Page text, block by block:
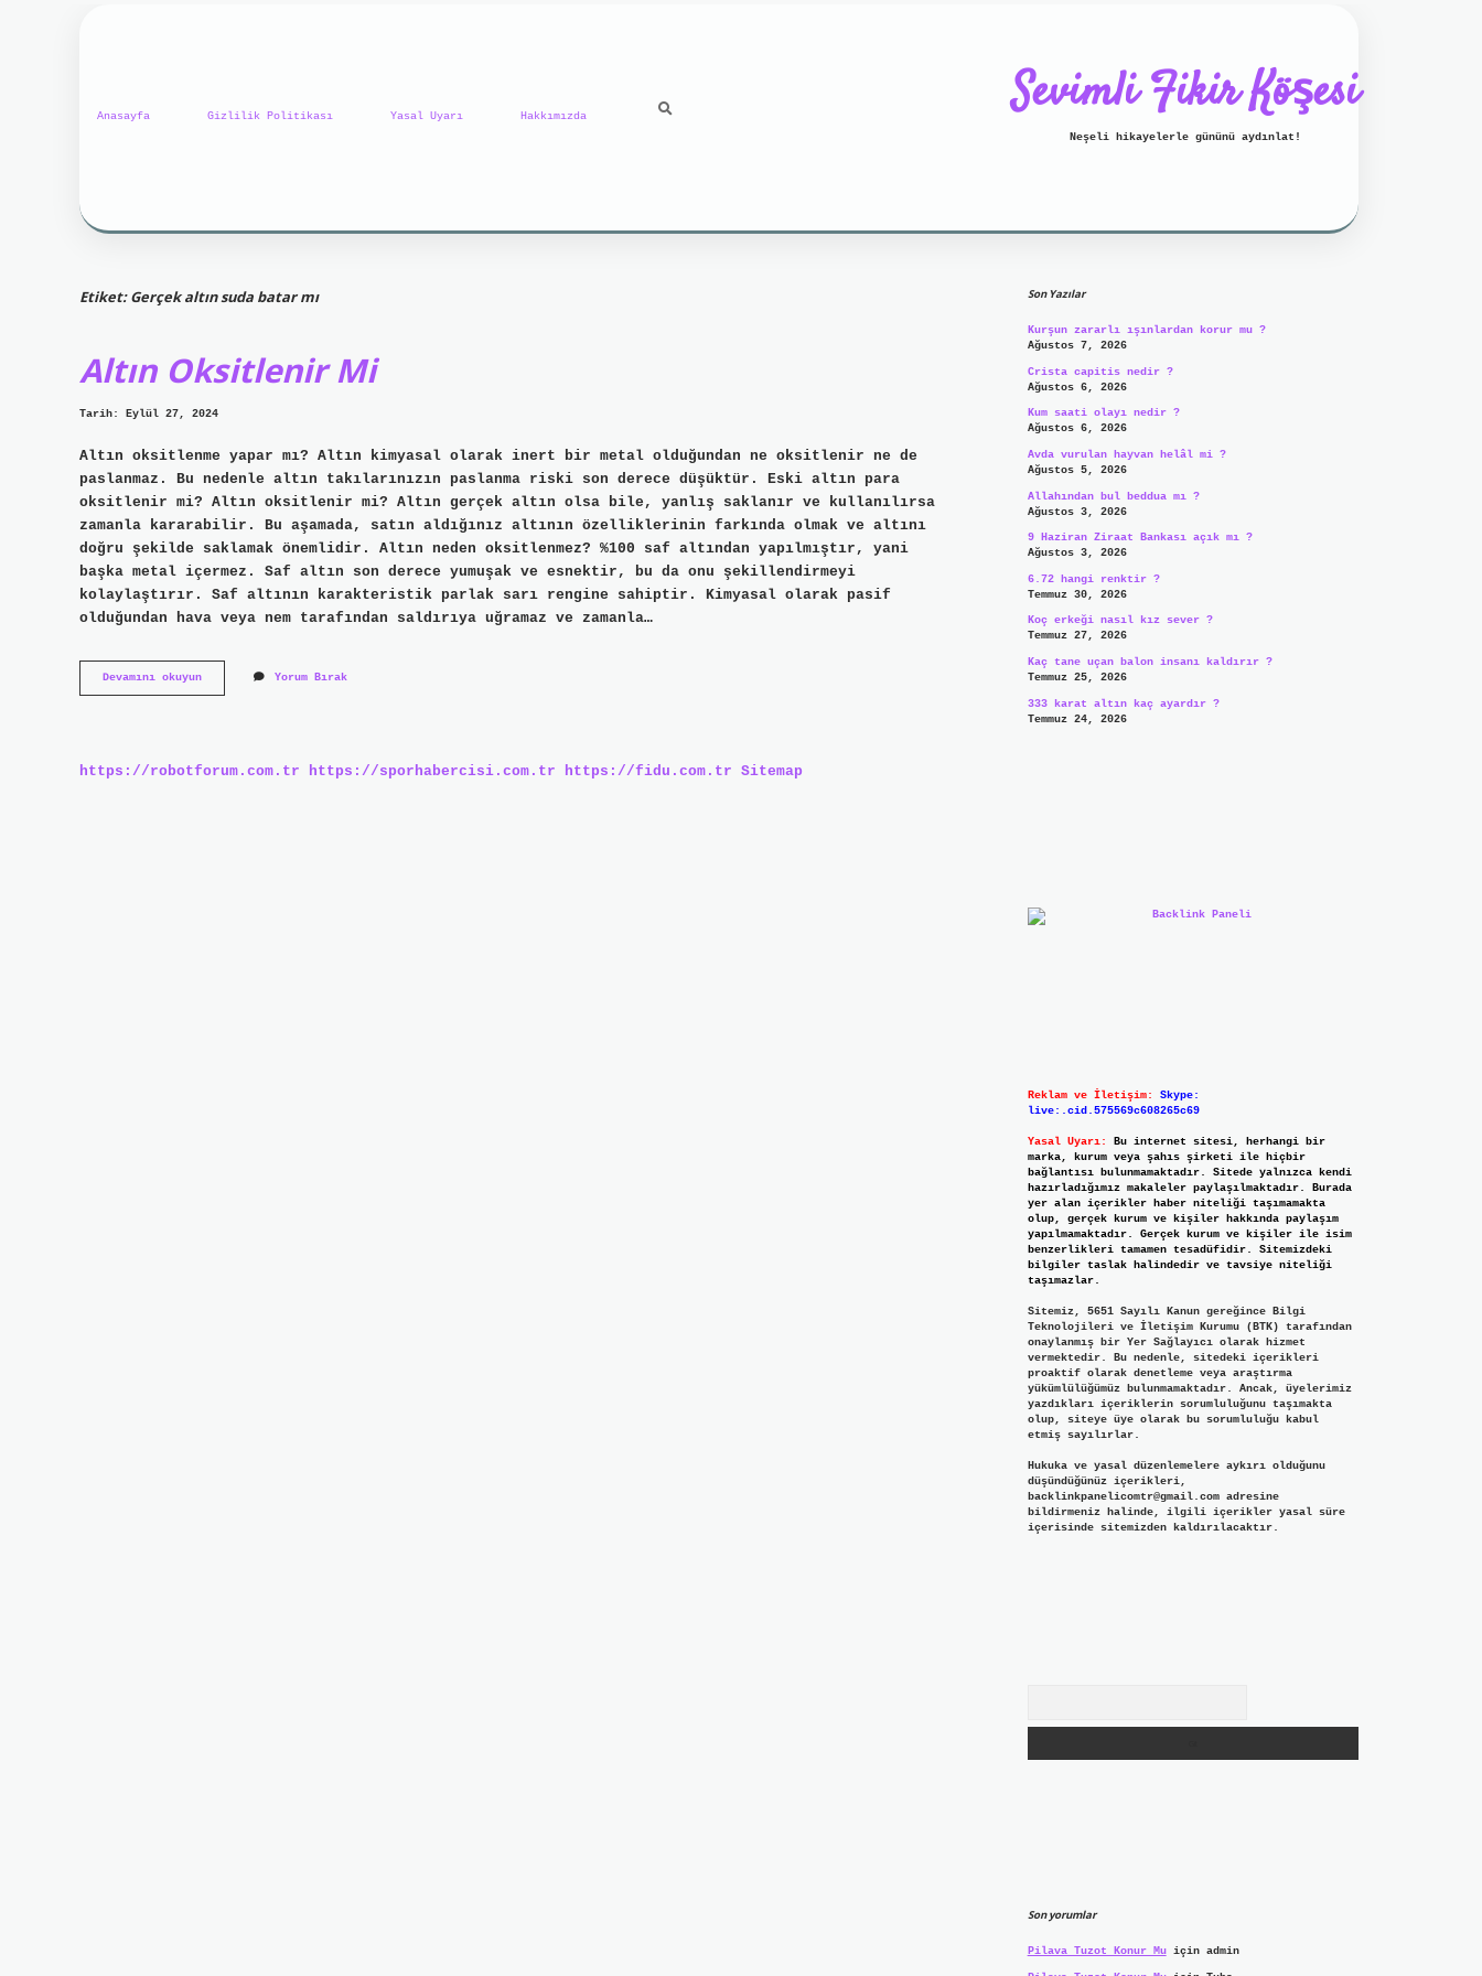
Anasayfa Gizlilik Politikası Yasal Uyarı Hakkımızda Sevimli Fikir Köşesi
Neşeli hikayelerle gününü aydınlat!
Etiket:Gerçek altın suda batar mı
Altın Oksitlenir Mi
Tarih: Eylül 27, 2024
Altın oksitlenme yapar mı? Altın kimyasal olarak inert bir metal olduğundan ne oksitlenir ne de
paslanmaz. Bu nedenle altın takılarınızın paslanma riski son derece düşüktür. Eski altın para
oksitlenir mi? Altın oksitlenir mi? Altın gerçek altın olsa bile, yanlış saklanır ve kullanılırsa
zamanla kararabilir. Bu aşamada, satın aldığınız altının özelliklerinin farkında olmak ve altını
doğru şekilde saklamak önemlidir. Altın neden oksitlenmez? %100 saf altından yapılmıştır, yani
başka metal içermez. Saf altın son derece yumuşak ve esnektir, bu da onu şekillendirmeyi
kolaylaştırır. Saf altının karakteristik parlak sarı rengine sahiptir. Kimyasal olarak pasif
olduğundan hava veya nem tarafından saldırıya uğramaz ve zamanla…
Devamını okuyunAltın
Oksitlenir
Yorum Bırak
https://robotforum.com.tr https://sporhabercisi.com.tr https://fidu.com.tr Sitemap
Son Yazılar
Kurşun zararlı ışınlardan korur mu ?
Ağustos 7, 2026
Crista capitis nedir ?
Ağustos 6, 2026
Kum saati olayı nedir ?
Ağustos 6, 2026
Avda vurulan hayvan helâl mi ?
Ağustos 5, 2026
Allahından bul beddua mı ?
Ağustos 3, 2026
9 Haziran Ziraat Bankası açık mı ?
Ağustos 3, 2026
6.72 hangi renktir ?
Temmuz 30, 2026
Koç erkeği nasıl kız sever ?
Temmuz 27, 2026
Kaç tane uçan balon insanı kaldırır ?
Temmuz 25, 2026
333 karat altın kaç ayardır ?
Temmuz 24, 2026
Reklam ve İletişim:
Skype:
live:.cid.575569c608265c69
Yasal Uyarı:
Bu internet sitesi, herhangi bir
marka, kurum veya şahıs şirketi ile hiçbir
bağlantısı bulunmamaktadır. Sitede yalnızca kendi
hazırladığımız makaleler paylaşılmaktadır. Burada
yer alan içerikler haber niteliği taşımamakta
olup, gerçek kurum ve kişiler hakkında paylaşım
yapılmamaktadır. Gerçek kurum ve kişiler ile isim
benzerlikleri tamamen tesadüfidir. Sitemizdeki
bilgiler taslak halindedir ve tavsiye niteliği
taşımazlar.
Sitemiz, 5651 Sayılı Kanun gereğince Bilgi
Teknolojileri ve İletişim Kurumu (BTK) tarafından
onaylanmış bir Yer Sağlayıcı olarak hizmet
vermektedir. Bu nedenle, sitedeki içerikleri
proaktif olarak denetleme veya araştırma
yükümlülüğümüz bulunmamaktadır. Ancak, üyelerimiz
yazdıkları içeriklerin sorumluluğunu taşımakta
olup, siteye üye olarak bu sorumluluğu kabul
etmiş sayılırlar.
Hukuka ve yasal düzenlemelere aykırı olduğunu
düşündüğünüz içerikleri,
backlinkpanelicomtr@gmail.comadresine
bildirmeniz halinde, ilgili içerikler yasal süre
içerisinde sitemizden kaldırılacaktır.
Son yorumlar
Pilava Tuzot Konur Muiçin admin